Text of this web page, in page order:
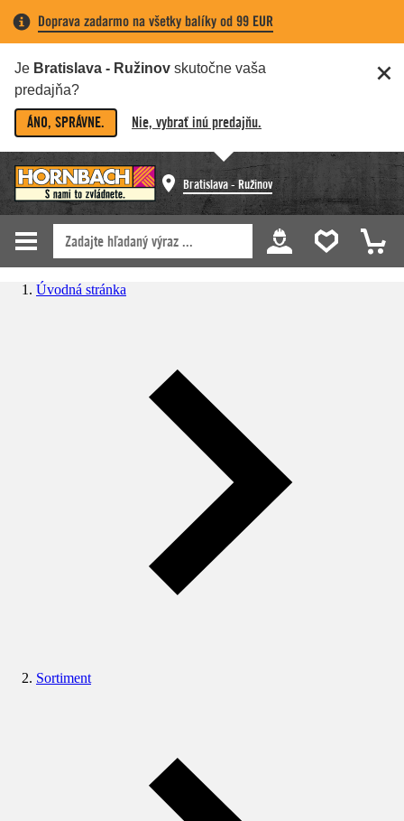
Doprava zadarmo na všetky balíky od 99 EUR
Je Bratislava - Ružinov skutočne vaša
predajňa?
ÁNO, SPRÁVNE. Nie, vybrať inú predajňu.
Bratislava - Ružinov
Úvodná stránka
Sortiment